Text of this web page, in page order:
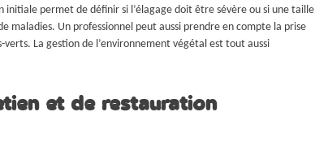
permet de définir si l’élagage doit être sévère ou si une taille
maladies. Un professionnel peut aussi prendre en compte la prise
La gestion de l’environnement végétal est tout aussi
et de restauration